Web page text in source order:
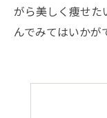
がら美しく痩せた
んでみてはいかが